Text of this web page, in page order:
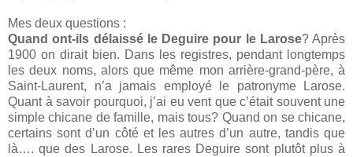
Mes deux questions :
Quand ont-ils délaissé le Deguire pour le Larose? Après
1900 on dirait bien. Dans les registres, pendant longtemps
les deux noms, alors que même mon arrière-grand-père, à
Saint-Laurent, n’a jamais employé le patronyme Larose.
Quant à savoir pourquoi, j’ai eu vent que c’était souvent une
simple chicane de famille, mais tous? Quand on se chicane,
certains sont d’un côté et les autres d’un autre, tandis que
là…. que des Larose. Les rares Deguire sont plutôt plus à